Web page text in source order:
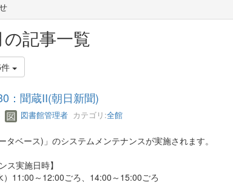
記事一覧
：聞蔵II(朝日新聞)
図書館管理者カテゴリ:全館
タベース)」のシステムメンテナンスが実施されます。
ス実施日時】
11:00～12:00ごろ、14:00～15:00ごろ